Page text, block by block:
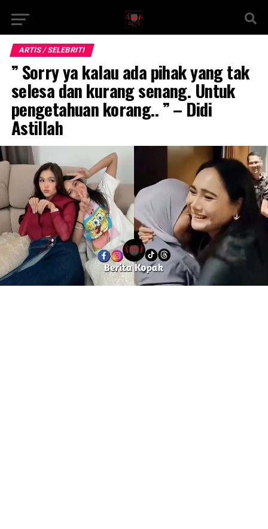
ARTIS / SELEBRITI
” Sorry ya kalau ada pihak yang tak
selesa dan kurang senang. Untuk
pengetahuan korang.. ” – Didi
Astillah